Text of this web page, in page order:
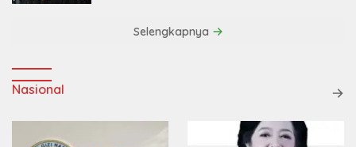
Selengkapnya
Nasional